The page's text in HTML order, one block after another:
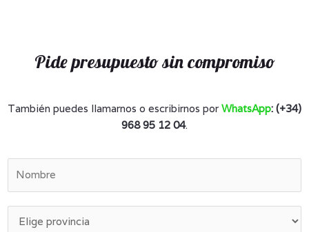
Pide presupuesto sin compromiso
También puedes llamarnos o escribirnos por WhatsApp: (+34)
968 95 12 04.